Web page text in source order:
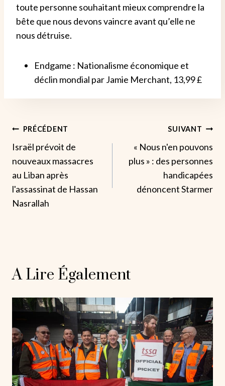
toute personne souhaitant mieux comprendre la
bête que nous devons vaincre avant qu’elle ne
nous détruise.
Endgame : Nationalisme économique et
déclin mondial par Jamie Merchant, 13,99 £
Navigation
De
L’article
PRÉCÉDENT
Israël prévoit de
nouveaux massacres
au Liban après
l'assassinat de Hassan
Nasrallah
SUIVANT
« Nous n'en pouvons
plus » : des personnes
handicapées
dénoncent Starmer
A Lire Également